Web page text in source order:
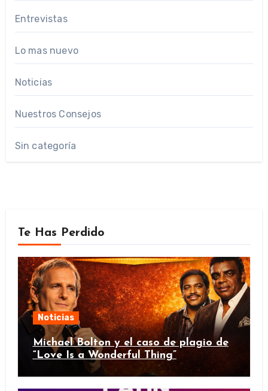
Entrevistas
Lo mas nuevo
Noticias
Nuestros Consejos
Sin categoría
Te Has Perdido
Noticias
Michael Bolton y el caso de plagio de
“Love Is a Wonderful Thing”